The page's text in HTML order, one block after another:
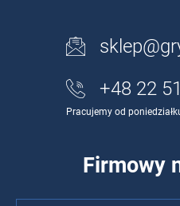
+48 22
Pracujemy od
Firmowy